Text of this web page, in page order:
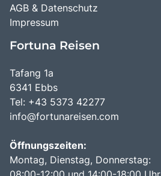
AGB & Datenschutz
Impressum
Fortuna Reisen
Tafang 1a
6341 Ebbs
Tel: +43 5373 42277
info@fortunareisen.com
Öffnungszeiten:
Montag, Dienstag, Donnerstag: